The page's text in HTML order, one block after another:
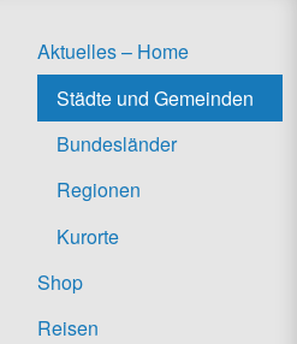
Aktuelles – Home
Städte und Gemeinden
Bundesländer
Regionen
Kurorte
Shop
Reisen